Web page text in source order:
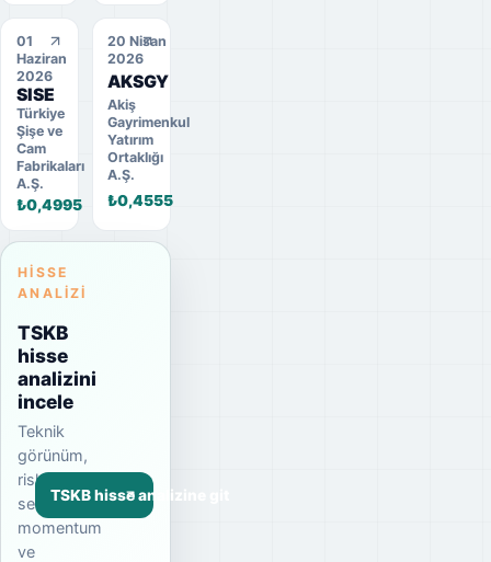
01
Haziran
2026
SISE
Türkiye
Şişe ve
Cam
Fabrikaları
A.Ş.
₺0,4995
20 Nisan
2026
AKSGY
Akiş
Gayrimenkul
Yatırım
Ortaklığı
A.Ş.
₺0,4555
HISSE
ANALIZI
TSKB
hisse
analizini
incele
Teknik
görünüm,
risk
seviyesi,
momentum
ve
TSKB hisse analizine git